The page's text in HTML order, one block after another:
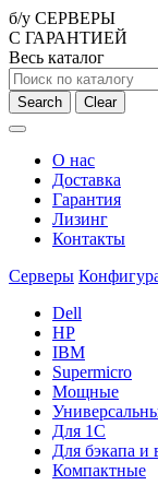
б/у СЕРВЕРЫ
С ГАРАНТИЕЙ
Весь каталог
Search Clear
О нас
Доставка
Гарантия
Лизинг
Контакты
Серверы
Dell
HP
IBM
Supermicro
Мощные
Для 1С
Для бэкапа и
Компактные